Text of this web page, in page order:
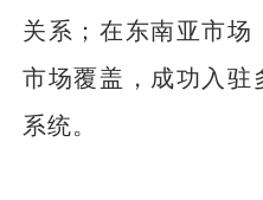
关系；在东南亚市
市场覆盖，成功入驻
系统。